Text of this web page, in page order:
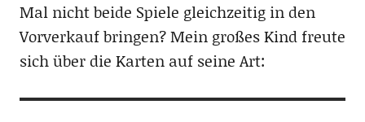
Mal nicht beide Spiele gleichzeitig in den
Vorverkauf bringen? Mein großes Kind freute
sich über die Karten auf seine Art: